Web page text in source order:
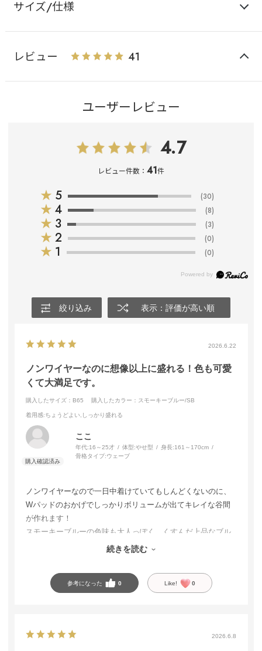
サイズ/仕様
レビュー 41
ユーザーレビュー
4.7
レビュー件数： 41件
★ 5 (30)
★ 4 (8)
★ 3 (3)
★ 2 (0)
★ 1 (0)
絞り込み 表示：評価が高い順
2026.6.22
ノンワイヤーなのに想像以上に盛れる！色も可愛
くて大満足です。
購入したサイズ：B65 購入したカラー：スモーキーブルー/SB
着用感:ちょうどよい,しっかり盛れる
ここ
年代:16～25才 体型:やせ型 身長:161～170cm
骨格タイプ:ウェーブ
ノンワイヤーなので一日中着けていてもしんどくないのに、
Wパッドのおかげでしっかりボリュームが出てキレイな谷間
が作れます！
スモーキーブルーの色味も大人っぽく、くすんだ上品なブル
ーで肌が綺麗に見える気がします。デザインも可愛いので、
続きを読む
参考になった 0 Like! 0
2026.6.8